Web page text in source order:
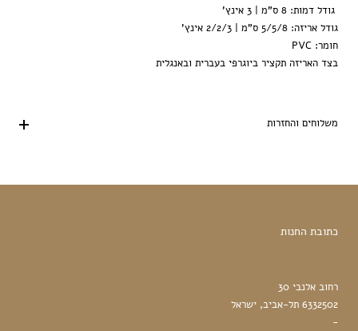
גודל דמות: 8 ס"מ | 3 אינץ'
גודל אריזה: 5/5/8 ס"מ | 2/2/3 אינץ'
חומר: PVC
בצד האריזה תקציר ביוגרפי בעברית ובאנגלית
משלוחים והחזרות
כתובת החנות
רחוב אלנבי 30
6332502 תל-אביב, ישראל
-